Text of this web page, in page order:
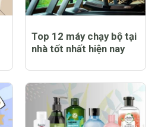
Top 12 máy chạy bộ tại
nhà tốt nhất hiện nay